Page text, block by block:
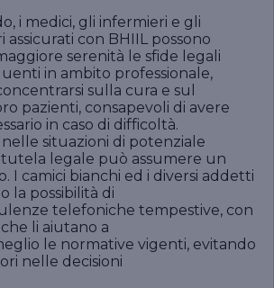
i medici, gli infermieri e gli
assicurati con BHIIL possono
serenità le sfide legali
in ambito professionale,
sulla cura e sul
pazienti, consapevoli di avere
in caso di difficoltà.
situazioni di potenziale
legale può assumere un
I camici bianchi ed i diversi addetti
la possibilità di
telefoniche tempestive, con
li aiutano a
le normative vigenti, evitando
nelle decisioni